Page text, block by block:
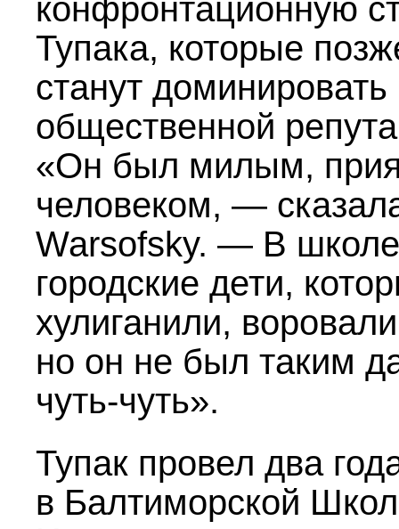
конфронтационную
Тупака, которые
станут доминировать
общественной
«Он был милым,
человеком, —
Warsofsky. — В
городские дети,
хулиганили,
но он не был таким
чуть-чуть».
Тупак провел два
в Балтиморской